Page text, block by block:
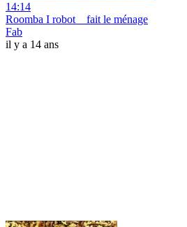
14:14
Roomba I robot _ fait le ménage
Fab
il y a 14 ans